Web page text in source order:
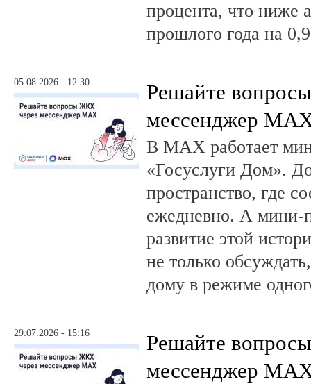
процента, что ниже
прошлого года на
05.08.2026 - 12:30
Решайте
мессенджер
В MAX работает
«Госуслуги Дом».
пространство, где
ежедневно. А мини-
развитие этой
не только
дому в режиме
29.07.2026 - 15:16
Решайте
мессенджер